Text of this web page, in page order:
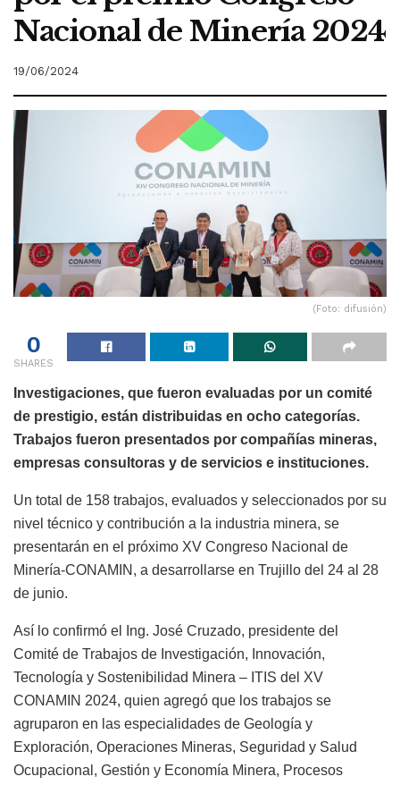
Nacional de Minería 2024
19/06/2024
(Foto: difusión)
0
SHARES
Investigaciones, que fueron evaluadas por un comité
de prestigio, están distribuidas en ocho categorías.
Trabajos fueron presentados por compañías mineras,
empresas consultoras y de servicios e instituciones.
Un total de 158 trabajos, evaluados y seleccionados por su
nivel técnico y contribución a la industria minera, se
presentarán en el próximo XV Congreso Nacional de
Minería-CONAMIN, a desarrollarse en Trujillo del 24 al 28
de junio.
Así lo confirmó el Ing. José Cruzado, presidente del
Comité de Trabajos de Investigación, Innovación,
Tecnología y Sostenibilidad Minera – ITIS del XV
CONAMIN 2024, quien agregó que los trabajos se
agruparon en las especialidades de Geología y
Exploración, Operaciones Mineras, Seguridad y Salud
Ocupacional, Gestión y Economía Minera, Procesos